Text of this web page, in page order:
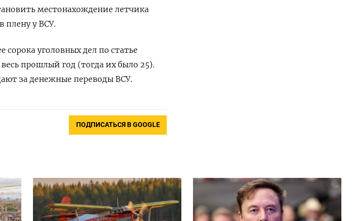
местонахождение летчика
плену у ВСУ.
сорока уголовных дел по статье
прошлый год (тогда их было 25).
за денежные переводы ВСУ.
ПОДПИСАТЬСЯ В GOOGLE